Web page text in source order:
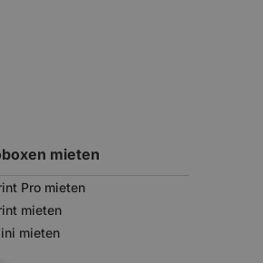
mieten
Pro mieten
mieten
mieten